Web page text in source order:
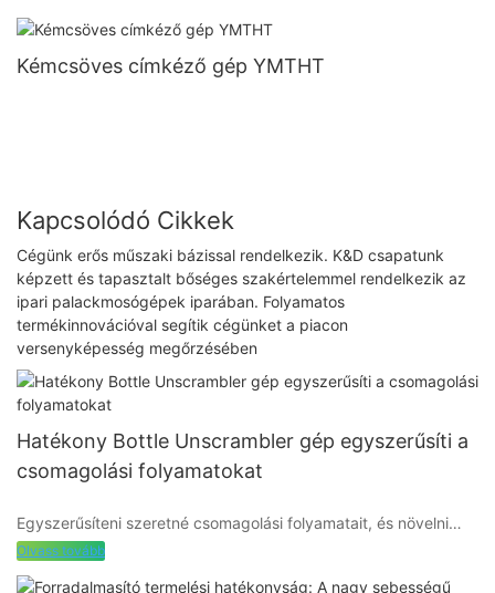
Kémcsöves címkéző gép YMTHT
Kapcsolódó Cikkek
Cégünk erős műszaki bázissal rendelkezik. K&D csapatunk
képzett és tapasztalt bőséges szakértelemmel rendelkezik az
ipari palackmosógépek iparában. Folyamatos
termékinnovációval segítik cégünket a piacon
versenyképesség megőrzésében
Hatékony Bottle Unscrambler gép egyszerűsíti a
csomagolási folyamatokat
Egyszerűsíteni szeretné csomagolási folyamatait, és növelni
szeretné gyártósora hatékonyságát? Ne keressen tovább, mint
Olvass tovább